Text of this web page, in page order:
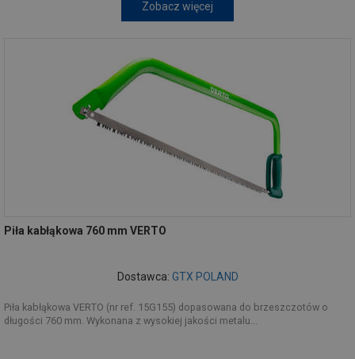
Zobacz więcej
Piła kabłąkowa 760 mm VERTO
Dostawca: GTX POLAND
Piła kabłąkowa VERTO (nr ref. 15G155) dopasowana do brzeszczotów o
długości 760 mm. Wykonana z wysokiej jakości metalu...